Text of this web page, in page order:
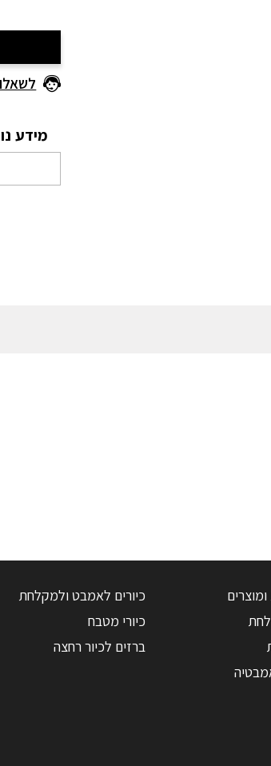
מידע
כיורים לאמבט ולמקלחת
כיורי מטבח
ברזים לכיור רחצה